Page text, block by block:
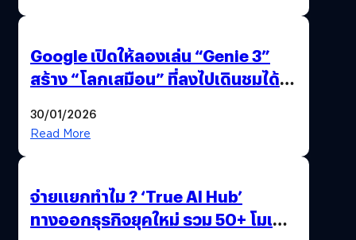
Google เปิดให้ลองเล่น “Genie 3”
สร้าง “โลกเสมือน” ที่ลงไปเดินชมได้
30/01/2026
Read More
จ่ายแยกทำไม ? ‘True AI Hub’
ทางออกธุรกิจยุคใหม่ รวม 50+ โมเดล